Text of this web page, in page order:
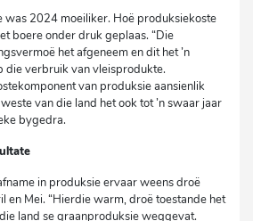
2024 moeiliker. Hoë produksiekoste
boere onder druk geplaas. “Die
het afgeneem en dit het ’n
die verbruik van vleisprodukte.
van produksie aansienlik
van die land het ook tot ’n swaar jaar
bygedra.
in produksie ervaar weens droë
en Mei. “Hierdie warm, droë toestande het
land se graanproduksie weggevat.